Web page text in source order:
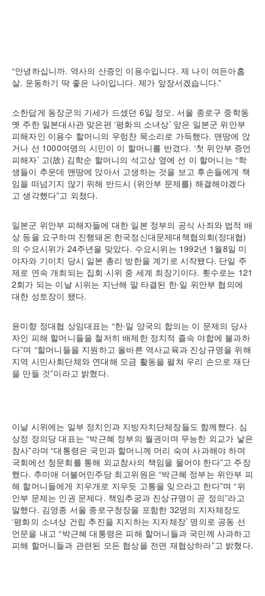
“안녕하십니까. 역사의 산증인 이용수입니다. 제 나이 여든아홉
살. 운동하기 딱 좋은 나이입니다. 제가 앞장서겠습니다.”
소한답게 동장군의 기세가 드셌던 6일 정오. 서울 종로구 중학동
옛 주한 일본대사관 맞은편 ‘평화의 소녀상’ 앞은 일본군 위안부
피해자인 이용수 할머니의 우렁찬 목소리로 가득했다. 맨땅에 앉
거나 선 1000여명의 시민이 이 할머니를 반겼다. ‘첫 위안부 증언
피해자’ 고(故) 김학순 할머니의 석고상 옆에 선 이 할머니는 “학
생들이 추운데 맨땅에 앉아서 고생하는 것을 보고 후손들에게 책
임을 떠넘기지 않기 위해 반드시 (위안부 문제를) 해결해야겠다
고 생각했다”고 외쳤다.
일본군 위안부 피해자들에 대한 일본 정부의 공식 사죄와 법적 배
상 등을 요구하며 진행돼온 한국정신대문제대책협의회(정대협)
의 수요시위가 24주년을 맞았다. 수요시위는 1992년 1월8일 미
야자와 기이치 당시 일본 총리 방한을 계기로 시작됐다. 단일 주
제로 연속 개최되는 집회·시위 중 세계 최장기이다. 횟수로는 121
2회가 되는 이날 시위는 지난해 말 타결된 한·일 위안부 협의에
대한 성토장이 됐다.
윤미향 정대협 상임대표는 “한·일 양국의 합의는 이 문제의 당사
자인 피해 할머니들을 철저히 배제한 정치적 졸속 야합에 불과하
다”며 “할머니들을 지원하고 올바른 역사교육과 진상규명을 위해
지역 시민사회단체와 연대해 모금 활동을 펼쳐 우리 손으로 재단
을 만들 것”이라고 밝혔다.
이날 시위에는 일부 정치인과 지방자치단체장들도 함께했다. 심
상정 정의당 대표는 “박근혜 정부의 월권이며 무능한 외교가 낳은
참사”라며 “대통령은 국민과 할머니께 머리 숙여 사과해야 하며
국회에선 청문회를 통해 외교참사의 책임을 물어야 한다”고 주장
했다. 추미애 더불어민주당 최고위원은 “박근혜 정부는 위안부 피
해 할머니들에게 지우개로 지우듯 고통을 잊으라고 한다”며 “위
안부 문제는 인권 문제다. 책임추궁과 진상규명이 곧 정의”라고
말했다. 김영종 서울 종로구청장을 포함한 32명의 지자체장도
‘평화의 소녀상 건립 추진을 지지하는 지자체장’ 명의로 공동 선
언문을 내고 “박근혜 대통령은 피해 할머니들과 국민께 사과하고
피해 할머니들과 관련된 모든 협상을 전면 재협상하라”고 밝혔다.